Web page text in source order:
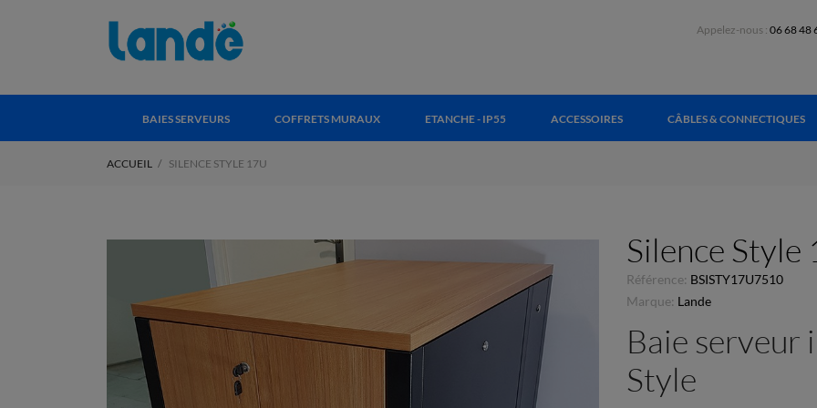
Appelez-nous : 06 68 48
BAIES SERVEURS COFFRETS MURAUX ETANCHE - IP55 ACCESSOIRES CÂBLES & CONNECTIQUES
ACCUEIL SILENCE STYLE 17U
Silence Style
Référence: BSISTY17U7510
Marque: Lande
Baie serveur
Style